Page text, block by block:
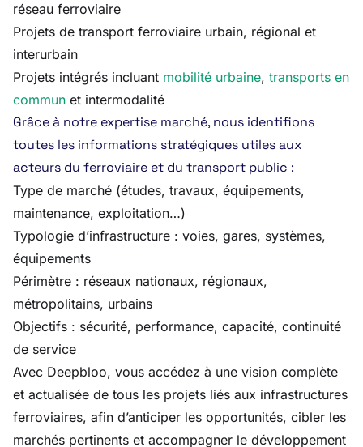
réseau ferroviaire
Projets de transport ferroviaire urbain, régional et
interurbain
Projets intégrés incluant mobilité urbaine, transports en
commun et intermodalité
Grâce à notre expertise marché, nous identifions
toutes les informations stratégiques utiles aux
acteurs du ferroviaire et du transport public :
Type de marché (études, travaux, équipements,
maintenance, exploitation…)
Typologie d’infrastructure : voies, gares, systèmes,
équipements
Périmètre : réseaux nationaux, régionaux,
métropolitains, urbains
Objectifs : sécurité, performance, capacité, continuité
de service
Avec Deepbloo, vous accédez à une vision complète
et actualisée de tous les projets liés aux infrastructures
ferroviaires, afin d’anticiper les opportunités, cibler les
marchés pertinents et accompagner le développement